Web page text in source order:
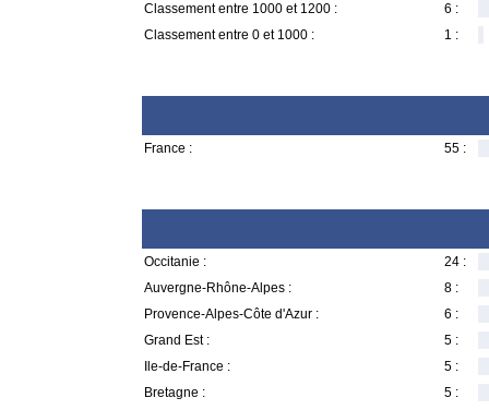
Classement entre 1000 et 1200 :
6 :
Classement entre 0 et 1000 :
1 :
France : 55 :
Occitanie :
24 :
Auvergne-Rhône-Alpes :
8 :
Provence-Alpes-Côte d'Azur :
6 :
Grand Est :
5 :
Ile-de-France :
5 :
Bretagne :
5 :